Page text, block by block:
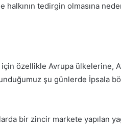
halkının tedirgin olmasına
özellikle Avrupa ülkelerine,
şu günlerde İpsala
bir zincir markete yapılan